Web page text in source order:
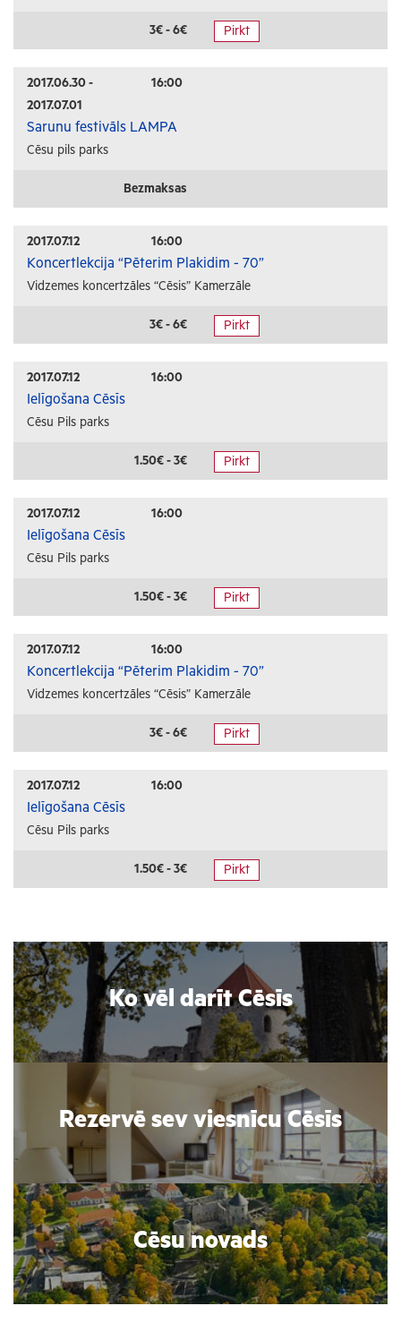
3€ - 6€ Pirkt
2017.06.30 -
2017.07.01
16:00
Sarunu festivāls LAMPA
Cēsu pils parks
Bezmaksas
2017.07.12 16:00
Koncertlekcija “Pēterim Plakidim - 70”
Vidzemes koncertzāles “Cēsis” Kamerzāle
3€ - 6€ Pirkt
2017.07.12 16:00
Ielīgošana Cēsīs
Cēsu Pils parks
1.50€ - 3€ Pirkt
2017.07.12 16:00
Ielīgošana Cēsīs
Cēsu Pils parks
1.50€ - 3€ Pirkt
2017.07.12 16:00
Koncertlekcija “Pēterim Plakidim - 70”
Vidzemes koncertzāles “Cēsis” Kamerzāle
3€ - 6€ Pirkt
2017.07.12 16:00
Ielīgošana Cēsīs
Cēsu Pils parks
1.50€ - 3€ Pirkt
Ko vēl darīt Cēsīs
Rezervē sev viesnīcu Cēsīs
Cēsu novads